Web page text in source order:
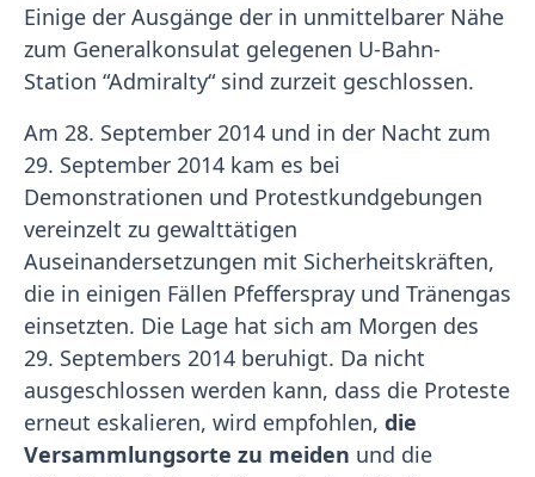
Einige der Ausgänge der in unmittelbarer Nähe
zum Generalkonsulat gelegenen U-Bahn-
Station “Admiralty“ sind zurzeit geschlossen.
Am 28. September 2014 und in der Nacht zum
29. September 2014 kam es bei
Demonstrationen und Protestkundgebungen
vereinzelt zu gewalttätigen
Auseinandersetzungen mit Sicherheitskräften,
die in einigen Fällen Pfefferspray und Tränengas
einsetzten. Die Lage hat sich am Morgen des
29. Septembers 2014 beruhigt. Da nicht
ausgeschlossen werden kann, dass die Proteste
erneut eskalieren, wird empfohlen, die
Versammlungsorte zu meiden und die